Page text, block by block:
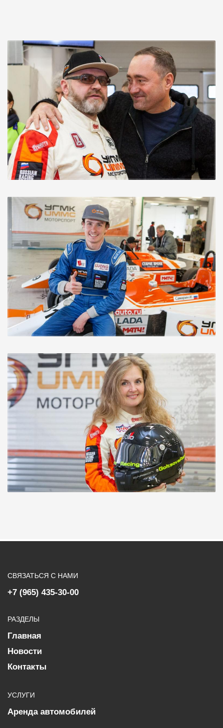
СВЯЗАТЬСЯ С НАМИ
+7 (965) 435-30-00
РАЗДЕЛЫ
Главная
Новости
Контакты
УСЛУГИ
Аренда автомобилей